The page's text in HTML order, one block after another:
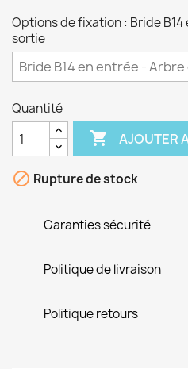
Options de fixation : Bride
sortie
Quantité
 AJOUTER
 Rupture de stock
Garanties sécurité
Politique de livraison
Politique retours